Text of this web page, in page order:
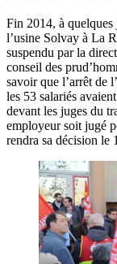
Fin 2014, à quelques
l’usine Solvay à La
suspendu par la
conseil des
savoir que l’arrêt de
les 53 salariés
devant les juges du
employeur soit jugé
rendra sa décision le